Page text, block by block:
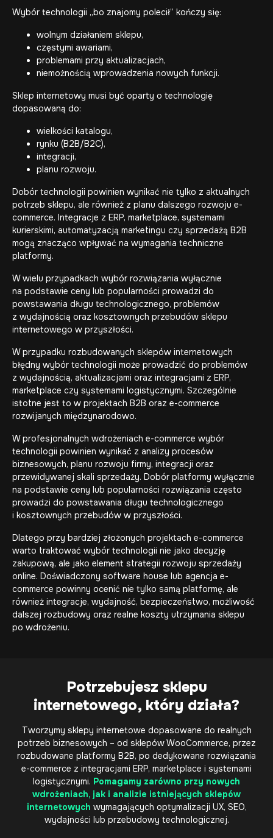
Wybór technologii „bo znajomy polecił” kończy się:
wolnym działaniem sklepu,
częstymi awariami,
problemami przy aktualizacjach,
niemożnością wprowadzenia nowych funkcji.
Sklep internetowy musi być oparty o technologię
dopasowaną do:
wielkości katalogu,
rynku (B2B/B2C),
integracji,
planu rozwoju.
Dobór technologii powinien wynikać nie tylko z aktualnych
potrzeb sklepu, ale również z planu dalszego rozwoju e-
commerce. Integracje z ERP, marketplace, systemami
kurierskimi, automatyzacją marketingu czy sprzedażą B2B
mogą znacząco wpływać na wymagania techniczne
platformy.
W wielu przypadkach wybór rozwiązania wyłącznie
na podstawie ceny lub popularności prowadzi do
powstawania długu technologicznego, problemów
z wydajnością oraz kosztownych przebudów sklepu
internetowego w przyszłości.
W przypadku rozbudowanych sklepów internetowych
błędny wybór technologii może prowadzić do problemów
z wydajnością, aktualizacjami oraz integracjami z ERP,
marketplace czy systemami logistycznymi. Szczególnie
istotne jest to w projektach B2B oraz e-commerce
rozwijanych międzynarodowo.
W profesjonalnych wdrożeniach e-commerce wybór
technologii powinien wynikać z analizy procesów
biznesowych, planu rozwoju firmy, integracji oraz
przewidywanej skali sprzedaży. Dobór platformy wyłącznie
na podstawie ceny lub popularności rozwiązania często
prowadzi do powstawania długu technologicznego
i kosztownych przebudów w przyszłości.
Dlatego przy bardziej złożonych projektach e-commerce
warto traktować wybór technologii nie jako decyzję
zakupową, ale jako element strategii rozwoju sprzedaży
online. Doświadczony software house lub agencja e-
commerce powinny ocenić nie tylko samą platformę, ale
również integracje, wydajność, bezpieczeństwo, możliwość
dalszej rozbudowy oraz realne koszty utrzymania sklepu
po wdrożeniu.
Potrzebujesz sklepu
internetowego, który działa?
Tworzymy sklepy internetowe dopasowane do realnych
potrzeb biznesowych – od sklepów WooCommerce, przez
rozbudowane platformy B2B, po dedykowane rozwiązania
e-commerce z integracjami ERP, marketplace i systemami
logistycznymi. Pomagamy zarówno przy nowych
wdrożeniach, jak i analizie istniejących sklepów
internetowych wymagających optymalizacji UX, SEO,
wydajności lub przebudowy technologicznej.